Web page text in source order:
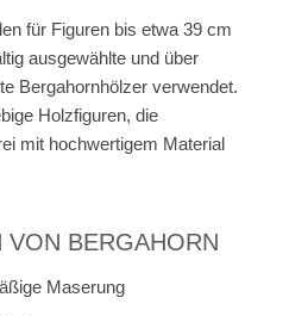
für Figuren bis etwa 39 cm
ausgewählte und über
Bergahornhölzer verwendet.
Holzfiguren, die
mit hochwertigem Material
VON BERGAHORN
Maserung